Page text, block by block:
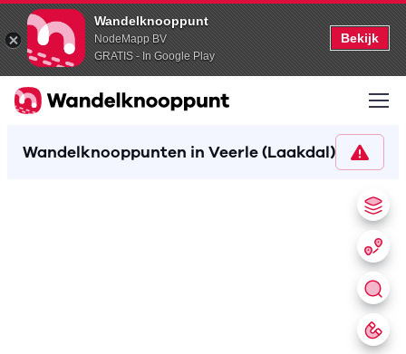
Wandelknooppunt
NodeMapp BV
GRATIS - In Google Play
Bekijk
Wandelknooppunten in Veerle (Laakdal)